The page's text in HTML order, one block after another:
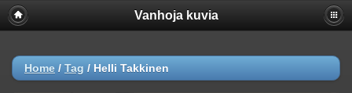
Vanhoja kuvia
Home / Tag / Helli Takkinen